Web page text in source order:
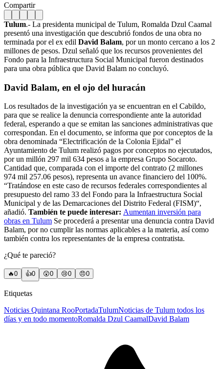
Compartir
Tulum.- La presidenta municipal de Tulum, Romalda Dzul Caamal
presentó una investigación que descubrió fondos de una obra no
terminada por el ex edil David Balam, por un monto cercano a los 2
millones de pesos. Dzul señaló que los recursos provenientes del
Fondo para la Infraestructura Social Municipal fueron destinados
para una obra pública que David Balam no concluyó.
David Balam, en el ojo del huracán
Los resultados de la investigación ya se encuentran en el Cabildo,
para que se realice la denuncia correspondiente ante la autoridad
federal, esperando a que se emitan las sanciones administrativas que
correspondan. En el documento, se informa que por conceptos de la
obra denominada “Electrificación de la Colonia Ejidal” el
Ayuntamiento de Tulum realizó pagos por conceptos no ejecutados,
por un millón 297 mil 634 pesos a la empresa Grupo Socaroto.
Cantidad que, comparada con el importe del contrato (2 millones
974 mil 257.06 pesos), representa un avance financiero del 100%.
“Tratándose en este caso de recursos federales correspondientes al
presupuesto del ramo 33 del Fondo para la Infraestructura Social
Municipal y de las Demarcaciones del Distrito Federal (FISM)“,
añadió. También te puede interesar: Aumentan inversión para
obras en Tulum Se procederá a presentar una denuncia contra David
Balam, por no cumplir las normas aplicables a la materia, así como
también contra los representantes de la empresa contratista.
¿Qué te pareció?
🔥0 👍0 😲0 😢0 😠0
Etiquetas
Noticias Quintana RooPortadaTulumNoticias de Tulum todos los
días y en todo momentoRomalda Dzul CaamalDavid Balam